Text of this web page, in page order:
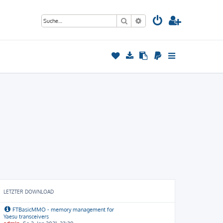
Suche Erweiterte Suche
LETZTER DOWNLOAD
FTBasicMMO - memory management for
Yaesu transceivers